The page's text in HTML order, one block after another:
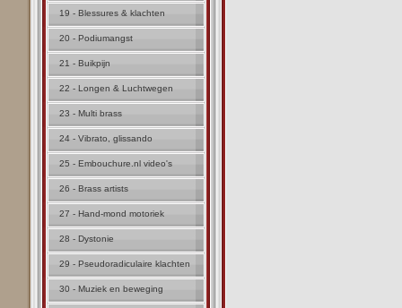
19 - Blessures & klachten
20 - Podiumangst
21 - Buikpijn
22 - Longen & Luchtwegen
23 - Multi brass
24 - Vibrato, glissando
25 - Embouchure.nl video's
26 - Brass artists
27 - Hand-mond motoriek
28 - Dystonie
29 - Pseudoradiculaire klachten
30 - Muziek en beweging